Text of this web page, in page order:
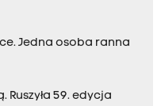
Jedna osoba ranna
Ruszyła 59. edycja